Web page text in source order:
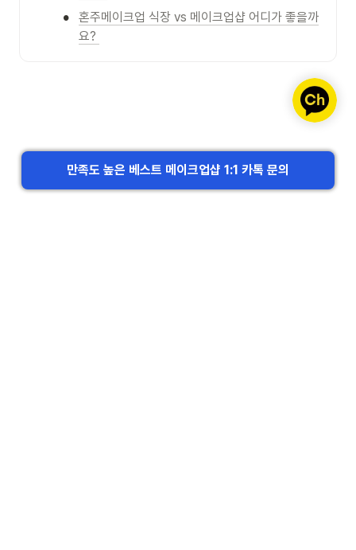
•
혼주메이크업 식장 vs 메이크업샵 어디가 좋을까
요?
만족도 높은 베스트 메이크업샵 1:1 카톡 문의